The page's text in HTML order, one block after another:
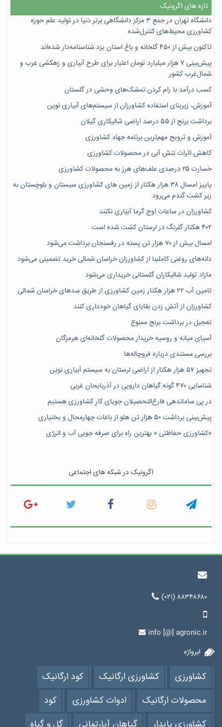
تازه های اگرونیک
دانشگاه تهران در جمع ۳ مرکز دانشگاهی برتر دنیا در تولید علم حوزه
کشاورزی محیط‌های کنترل‌شده
تاکنون بیش از ۴۵۰ گلخانه و باغ استان یزد شناسنامه‌دار شده‌اند
پیش‌بینی ۷‌ هزار میلیارد تومان اعتبار برای طرح آبیاری و زهکشی غرب و
شمال‌غرب کشور
کسب درآمد با رام کردن تمشک‌های وحشی در گلستان
آموزش، زیربنای استفاده کشاورزان از سیستم‌های آبیاری نوین
برداشت برنج از ۵۵ درصد اراضی شالیکاری گیلان
آموزش و ترویج مهم‌ترین برنامه جهاد کشاورزی
کاهش اثرات تنش آبی در محصولات کشاورزی
خسارت ۲۵ درصدی علف‌های هرز به محصولات کشاورزی
پاییز امسال ۳۸ هزار هکتار از زمین های کشاورزی سیستان و بلوچستان به
زیر کشت گندم می‌رود
کشاورزان در ساعات اوج گرما آبیاری نکنند
۴۰۲ هکتار گلرنگ در لرستان کشت شده است
امسال بیش از ۷۰ هزار تن پسته در رفسنجان برداشت می‌شود
دانه‌های روغنی کاملینا از کشاورزان خراسان شمالی خرید تضمینی می‌شود
مازاد تولید شالیکاران گلستانی خریداری می‌شود
تامین آب ۲۲ هزار هکتار زمین کشاورزی از طریق سدهای خراسان شمالی
کشاورزان از آتش زدن بقایای گیاهان خودداری کنند
تعجیل در برداشت برنج ممنوع
آسیای میانه و روسیه خریدار محصولات گلخانه‌ای هرمزگان
بررسی مستندی درباره فروچاله‌ها
تجهیز ۵۷ هزار هکتار از اراضی لرستان به سیستم آبیاری نوین
شناسایی ۴۷٠ گونه گیاهان دارویی در آذربایجان غربی
در پی ساماندهی فارغ‌التحصیلان جویای کارِ کشاورزی هستیم
پیش‎‌بینی برداشت ۵۰ هزار تن هلو از باغات چهارمحال و بختیاری
«کشاورزی حفاظتی » بهترین راه برای صرفه جویی آب و انرژی
اگرونیک در شبکه های اجتماعی
(۰۲۱) ۸۸۳۴۸۶۸۰
info [@] agronic.ir
ابرواژه
کشاورزی کشاورزی ارگانیک
کود ارگانیک
محصولات ارگانیک
ادوات کشاورزی
کود